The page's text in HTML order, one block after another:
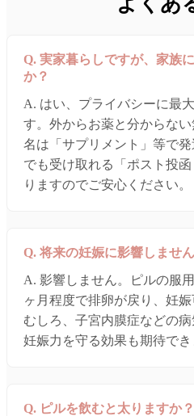
Q. 実家暮らしですが、家族
か？
A. はい、プライバシーに最
す。外からお薬と分からな
名は「サプリメント」等で
でも受け取れる「ポスト投
りますのでご安心ください。
Q. 将来の妊娠に影響しませ
A. 影響しません。ピルの服
ヶ月程度で排卵が戻り、妊娠
むしろ、子宮内膜症などの
妊娠力を守る効果も期待でき
Q. ピルを飲むと太りますか？